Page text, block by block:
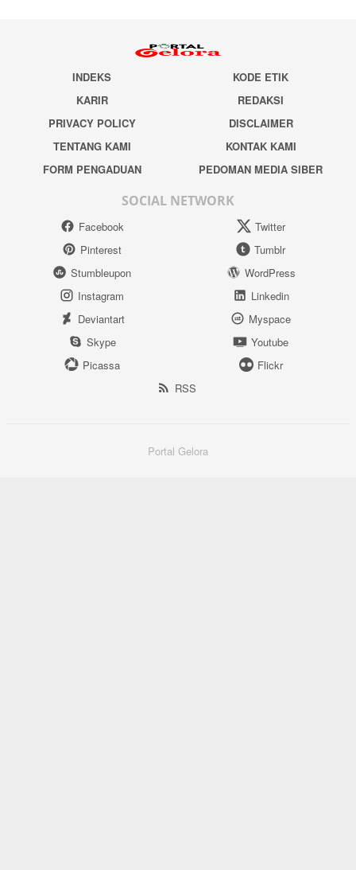
INDEKS
KODE ETIK
KARIR
REDAKSI
PRIVACY POLICY
DISCLAIMER
TENTANG KAMI
KONTAK KAMI
FORM PENGADUAN
PEDOMAN MEDIA SIBER
SOCIAL NETWORK
Facebook
Twitter
Pinterest
Tumblr
Stumbleupon
WordPress
Instagram
Linkedin
Deviantart
Myspace
Skype
Youtube
Picassa
Flickr
RSS
Portal Gelora